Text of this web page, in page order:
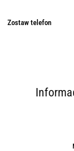
Zostaw telefon